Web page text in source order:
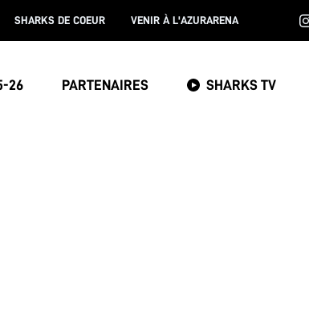
SHARKS DE COEUR VENIR À L'AZURARENA
26 PARTENAIRES SHARKS TV